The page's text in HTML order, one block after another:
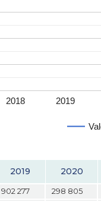
2018 2019
2019 2020
902 277 298 805